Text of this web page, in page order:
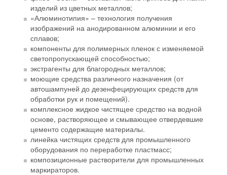
изделий из цветных металлов;
«Алюминотипия» – технология получения
изображений на анодированном алюминии и его
сплавов;
компоненты для полимерных пленок с изменяемой
светопропускающей способностью;
экстрагенты для благородных металлов;
моющие средства различного назначения (от
автошампуней до дезенфецирующих средств для
обработки рук и помещений).
комплексное жидкое чистящее средство на водной
основе, растворяющее и смывающее отвердевшие
цементо содержащие материалы.
линейка чистящих средств для промышленного
оборудования по переработке пластмасс;
композиционные растворители для промышленных
маркираторов.